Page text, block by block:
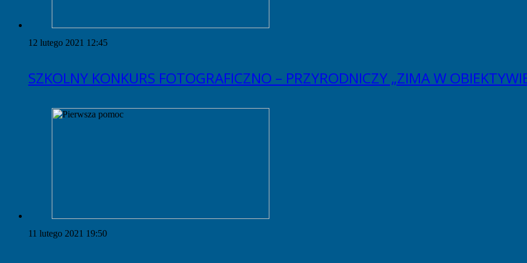
12 lutego 2021 12:45
SZKOLNY KONKURS FOTOGRAFICZNO – PRZYRODNICZY „ZIMA W
11 lutego 2021 19:50